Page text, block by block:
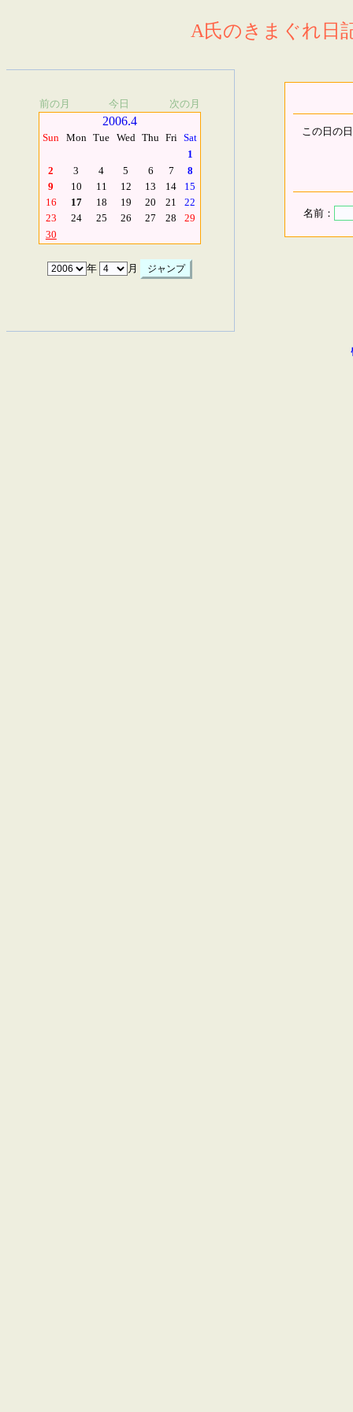
A氏のきまぐれ日
前の月 今日 次の月
2006.4
Sun Mon Tue Wed Thu Fri Sat
1
2
3 4 5 6 7
8
9
10 11 12 13 14
15
16
17 18 19 20 21
22
23
24 25 26 27 28
29
30
年 月
この日の
名前：